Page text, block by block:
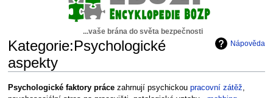
...vaše brána do světa bezpečnosti
Nápověda
Kategorie:Psychologické
aspekty
Skočit
Skočit
Psychologické faktory prácezahrnují psychickou pracovní zátěž,